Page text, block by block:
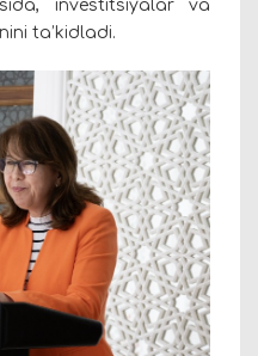
investitsiyalar va
ta’kidladi.